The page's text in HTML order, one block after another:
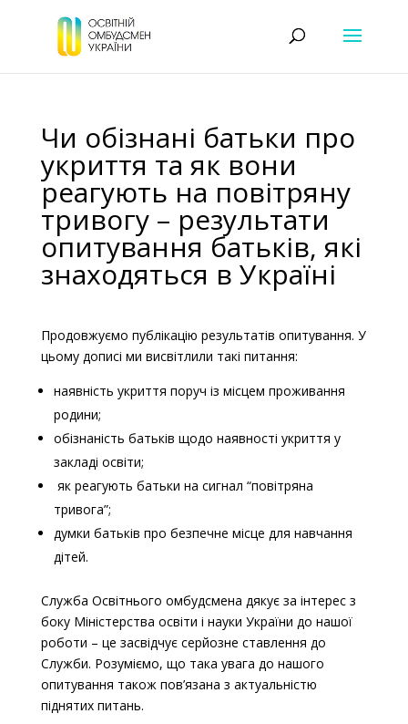
Чи обізнані батьки про
укриття та як вони
реагують на повітряну
тривогу – результати
опитування батьків, які
знаходяться в Україні
Продовжуємо публікацію результатів опитування. У
цьому дописі ми висвітлили такі питання:
наявність укриття поруч із місцем проживання
родини;
обізнаність батьків щодо наявності укриття у
закладі освіти;
як реагують батьки на сигнал “повітряна
тривога”;
думки батьків про безпечне місце для навчання
дітей.
Служба Освітнього омбудсмена дякує за інтерес з
боку Міністерства освіти і науки України до нашої
роботи – це засвідчує серйозне ставлення до
Служби. Розуміємо, що така увага до нашого
опитування також пов’язана з актуальністю
піднятих питань.